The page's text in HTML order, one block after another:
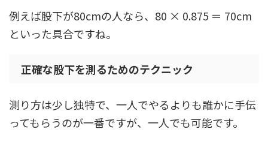
例えば股下が80cmの人なら、80 × 0.875 ＝ 70cm
といった具合ですね。
正確な股下を測るためのテクニック
測り方は少し独特で、一人でやるよりも誰かに手伝
ってもらうのが一番ですが、一人でも可能です。